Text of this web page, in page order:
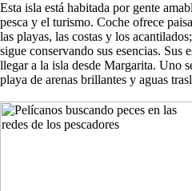
Esta isla está habitada por gente
pesca y el turismo. Coche ofrece
las playas, las costas y los
sigue conservando sus esencias. Sus
llegar a la isla desde Margarita. Uno
playa de arenas brillantes y aguas